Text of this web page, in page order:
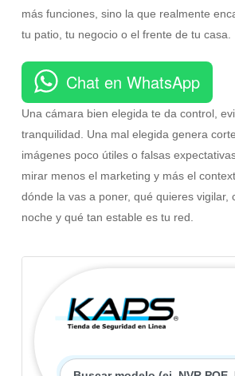
más funciones, sino la que realmente
tu patio, tu negocio o el frente de tu casa.
Chat en WhatsApp
Una cámara bien elegida te da control,
tranquilidad. Una mal elegida genera
imágenes poco útiles o falsas
mirar menos el marketing y más el
dónde la vas a poner, qué quieres vigilar,
noche y qué tan estable es tu red.